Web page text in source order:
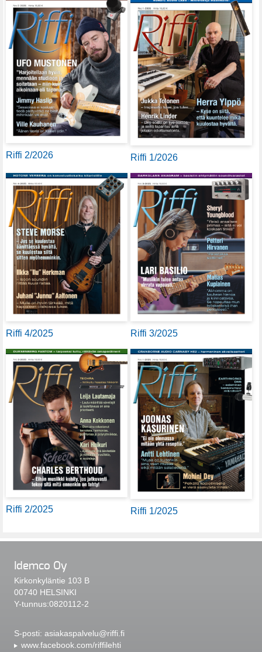
Riffi 2/2026 Riffi 1/2026
Riffi 4/2025 Riffi 3/2025
Riffi 2/2025 Riffi 1/2025
Idemco Oy
Kirkonkyläntie 103 B
00740 HELSINKI
Y-tunnus:0820112-2
S-posti: asiakaspalvelu@riffi.fi
www.facebook.com/riffilehti